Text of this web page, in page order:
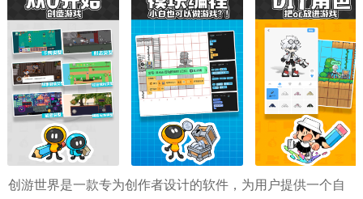
创游世界是一款专为创作者设计的软件，为用户提供一个自